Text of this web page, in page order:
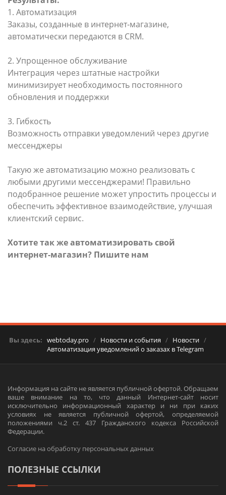
1. Автоматизация
Заказы, созданные в интернет-магазине,
автоматически передаются в CRM.
2. Упрощенное обслуживание
Интеграция через штатные настройки
минимизирует необходимость постоянного
обновления и поддержки
3. Гибкость
Возможность отправки уведомлений через другие
мессенджеры
Такую же автоматизацию можно реализовать с
любыми другими мессенджерами! Правильно
подобранное решение может упростить процессы и
обеспечить эффективное взаимодействие, улучшая
клиентский сервис.
Хотите так же автоматизировать свой
интернет-магазин? Пишите нам
Вы здесь: webtoday.pro / Новости и события / Новости /
Автоматизация уведомлений о заказах в Telegram
Информация на сайте не является публичной офертой. Обращаем
ваше внимание на то, что данный Интернет-сайт носит
исключительно информационный характер и ни при каких
условиях не является публичной офертой, определяемой
положениями ч.2 ст. 437 Гражданского кодекса Российской
Федерации.
Согласие на обработку персональных данных
ПОЛЕЗНЫЕ ССЫЛКИ